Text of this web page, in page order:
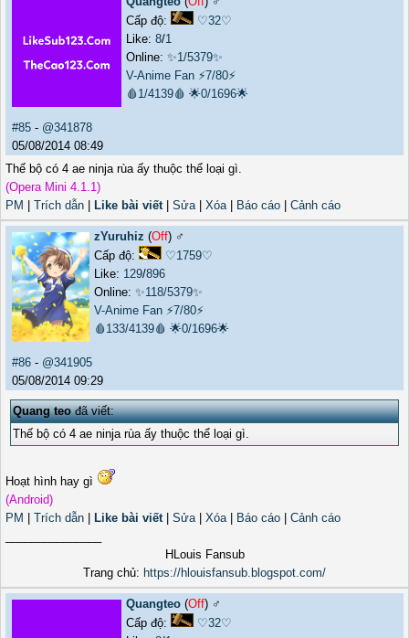
Cấp độ:
♡32♡
Like: 8/1
Online: ✨1/5379✨
V-Anime Fan ⚡7/80⚡
🩸1/4139🩸 🌟0/1696🌟
#85 - @341878
05/08/2014 08:49
Thế bộ có 4 ae ninja rùa ấy thuộc thể loại gì.
(Opera Mini 4.1.1)
PM
Trích dẫn Like bài viết| Sửa| Xóa| Báo cáo Cảnh cáo
zYuruhiz (Off) ♂️
Cấp độ:
♡1759♡
Like: 129/896
Online: ✨118/5379✨
V-Anime Fan ⚡7/80⚡
🩸133/4139🩸 🌟0/1696🌟
#86 - @341905
05/08/2014 09:29
Quang teođã viết:
Thế bộ có 4 ae ninja rùa ấy thuộc thể loại gì.
Hoạt hình hay gì
(Android)
PM
Trích dẫn Like bài viết| Sửa| Xóa| Báo cáo
Cảnh cáo
HLouis Fansub
Trang chủ: https://hlouisfansub.blogspot.com/
Quangteo (Off) ♂️
Cấp độ:
♡32♡